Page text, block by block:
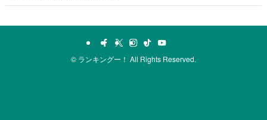
© ランキングー！ All Rights Reserved.